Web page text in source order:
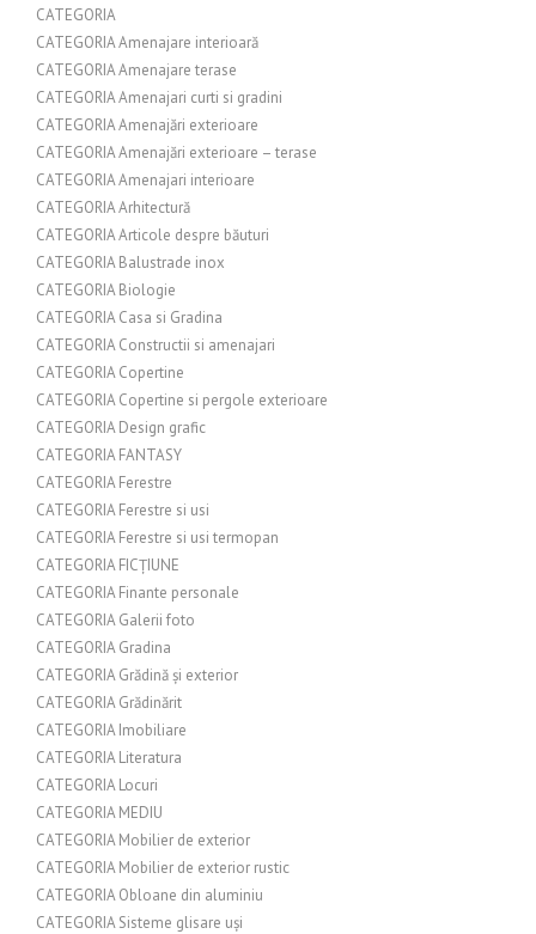
CATEGORIA
CATEGORIA Amenajare interioară
CATEGORIA Amenajare terase
CATEGORIA Amenajari curti si gradini
CATEGORIA Amenajări exterioare
CATEGORIA Amenajări exterioare – terase
CATEGORIA Amenajari interioare
CATEGORIA Arhitectură
CATEGORIA Articole despre băuturi
CATEGORIA Balustrade inox
CATEGORIA Biologie
CATEGORIA Casa si Gradina
CATEGORIA Constructii si amenajari
CATEGORIA Copertine
CATEGORIA Copertine si pergole exterioare
CATEGORIA Design grafic
CATEGORIA FANTASY
CATEGORIA Ferestre
CATEGORIA Ferestre si usi
CATEGORIA Ferestre si usi termopan
CATEGORIA FICȚIUNE
CATEGORIA Finante personale
CATEGORIA Galerii foto
CATEGORIA Gradina
CATEGORIA Grădină și exterior
CATEGORIA Grădinărit
CATEGORIA Imobiliare
CATEGORIA Literatura
CATEGORIA Locuri
CATEGORIA MEDIU
CATEGORIA Mobilier de exterior
CATEGORIA Mobilier de exterior rustic
CATEGORIA Obloane din aluminiu
CATEGORIA Sisteme glisare uși